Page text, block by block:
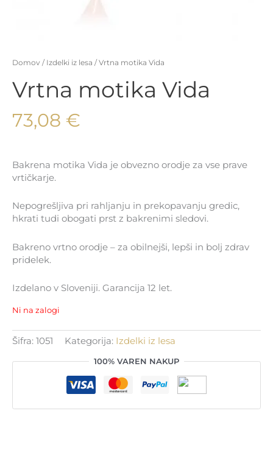
Domov / Izdelki iz lesa / Vrtna motika Vida
Vrtna motika Vida
73,08 €
Bakrena motika Vida je obvezno orodje za vse prave
vrtičkarje.
Nepogrešljiva pri rahljanju in prekopavanju gredic,
hkrati tudi obogati prst z bakrenimi sledovi.
Bakreno vrtno orodje – za obilnejši, lepši in bolj zdrav
pridelek.
Izdelano v Sloveniji. Garancija 12 let.
Ni na zalogi
Šifra: 1051 Kategorija: Izdelki iz lesa
100% VAREN NAKUP